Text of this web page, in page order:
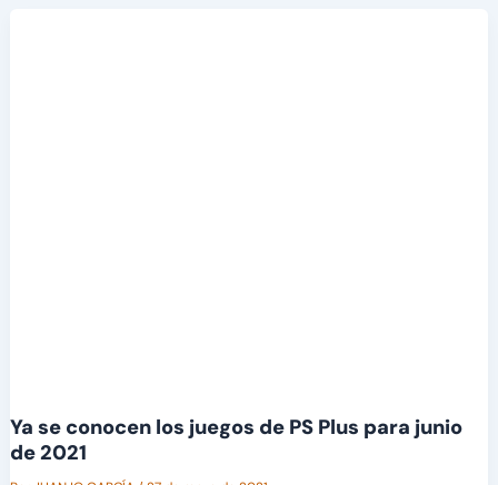
Ya se conocen los juegos de PS Plus para junio
de 2021